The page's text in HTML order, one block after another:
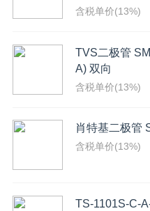
含税单价(13%)
TVS二极管
A) 双向
含税单价(13%)
肖特基二极管
含税单价(13%)
TS-1101S-C-